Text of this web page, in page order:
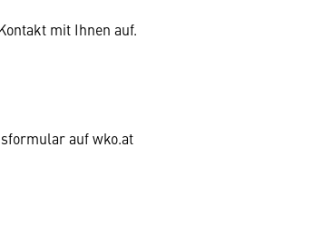
mit Ihnen auf.
auf wko.at